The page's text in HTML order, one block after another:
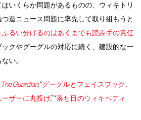
いくらか問題があるものの、ウィキトリ
造ニュース問題に率先して取り組もうと
ふるい分けるのはあくまでも読み手の責任
ックやグーグルの対応に続く、建設的な一
い。
The Guardian, “グーグルとフェイスブック、
ーザーに丸投げ,” “落ち目のウィキペディ